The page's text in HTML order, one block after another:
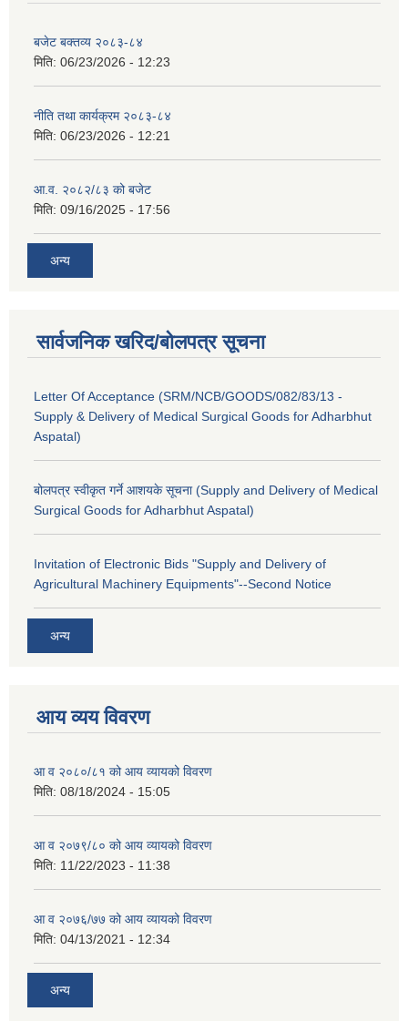
बजेट बक्तव्य २०८३-८४
मिति: 06/23/2026 - 12:23
नीति तथा कार्यक्रम २०८३-८४
मिति: 06/23/2026 - 12:21
आ.व. २०८२/८३ को बजेट
मिति: 09/16/2025 - 17:56
अन्य
सार्वजनिक खरिद/बोलपत्र सूचना
Letter Of Acceptance (SRM/NCB/GOODS/082/83/13 -
Supply & Delivery of Medical Surgical Goods for Adharbhut
Aspatal)
बोलपत्र स्वीकृत गर्ने आशयके सूचना (Supply and Delivery of Medical
Surgical Goods for Adharbhut Aspatal)
Invitation of Electronic Bids "Supply and Delivery of
Agricultural Machinery Equipments"--Second Notice
अन्य
आय व्यय विवरण
आ व २०८०/८१ को आय व्यायको विवरण
मिति: 08/18/2024 - 15:05
आ व २०७९/८० को आय व्यायको विवरण
मिति: 11/22/2023 - 11:38
आ व २०७६/७७ को आय व्यायको विवरण
मिति: 04/13/2021 - 12:34
अन्य